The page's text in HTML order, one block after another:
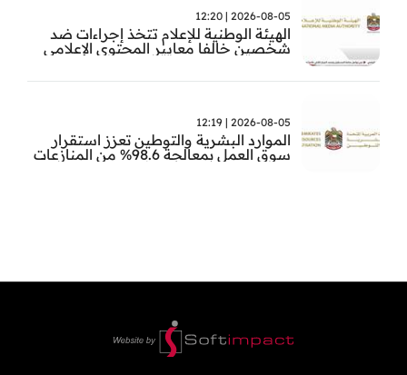
2026-08-05 | 12:20
الهيئة الوطنية للإعلام تتخذ إجراءات ضد
شخصين خالفا معايير المحتوى الإعلامي
2026-08-05 | 12:19
الموارد البشرية والتوطين تعزز استقرار
سوق العمل بمعالجة 98.6% من المنازعات